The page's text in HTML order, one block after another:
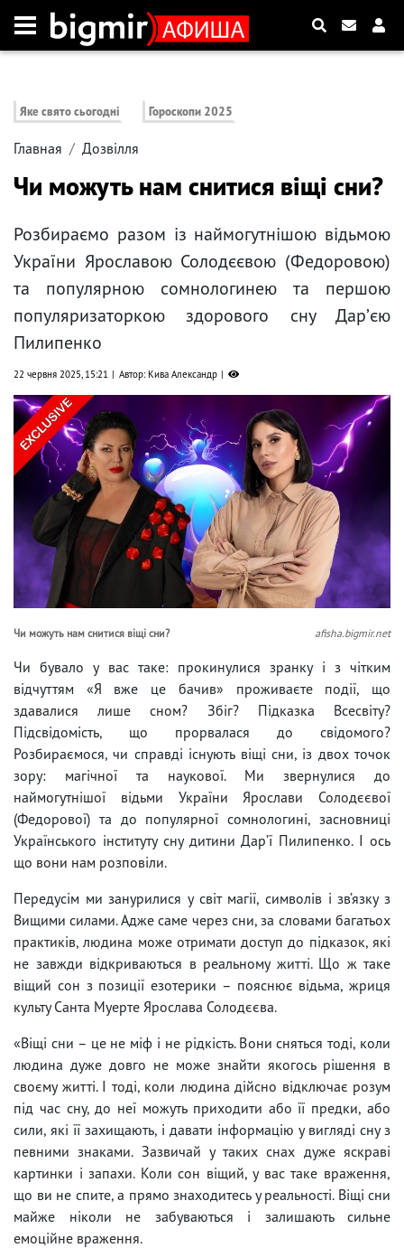
Яке свято сьогодні Гороскопи 2025
Главная Дозвілля
Чи можуть нам снитися віщі сни?
Розбираємо разом із наймогутнішою відьмою
України Ярославою Солодєєвою (Федоровою)
та популярною сомнологинею та першою
популяризаторкою здорового сну Дарʼєю
Пилипенко
22 червня 2025, 15:21 Автор: Кива Александр
Чи можуть нам снитися віщі сни? afisha.bigmir.net
Чи бувало у вас таке: прокинулися зранку і з чітким
відчуттям «Я вже це бачив» проживаєте події, що
здавалися лише сном? Збіг? Підказка Всесвіту?
Підсвідомість, що прорвалася до свідомого?
Розбираємося, чи справді існують віщі сни, із двох точок
зору: магічної та наукової. Ми звернулися до
наймогутнішої відьми України Ярослави Солодєєвої
(Федорової) та до популярної сомнологині, засновниці
Українського інституту сну дитини Дарʼї Пилипенко. І ось
що вони нам розповіли.
Передусім ми занурилися у світ магії, символів і зв’язку з
Вищими силами. Адже саме через сни, за словами багатьох
практиків, людина може отримати доступ до підказок, які
не завжди відкриваються в реальному житті. Що ж таке
віщий сон з позиції езотерики – пояснює відьма, жриця
культу Санта Муерте Ярослава Солодєєва.
«Віщі сни – це не міф і не рідкість. Вони сняться тоді, коли
людина дуже довго не може знайти якогось рішення в
своєму житті. І тоді, коли людина дійсно відключає розум
під час сну, до неї можуть приходити або її предки, або
сили, які її захищають, і давати інформацію у вигляді сну з
певними знаками. Зазвичай у таких снах дуже яскраві
картинки і запахи. Коли сон віщий, у вас таке враження,
що ви не спите, а прямо знаходитесь у реальності. Віщі сни
майже ніколи не забуваються і залишають сильне
емоційне враження.